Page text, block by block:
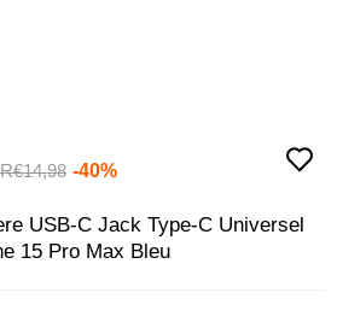
98 -40%
USB-C Jack Type-C Universel
15 Pro Max Bleu